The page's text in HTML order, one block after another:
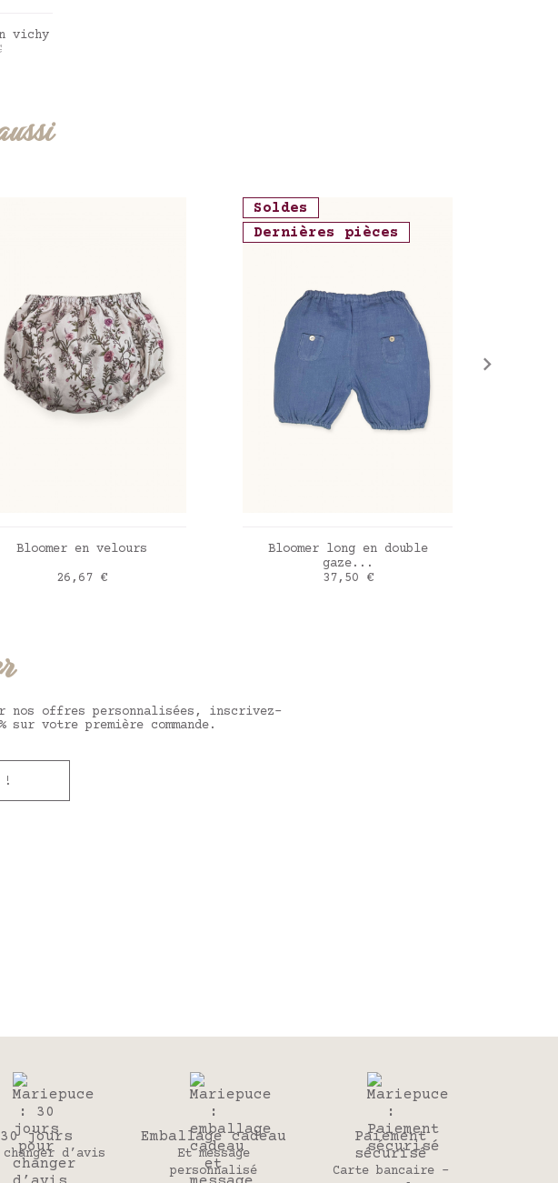
vichy
AJOUTER AU PANIER
Bloomer en velours
Prix
26,67 €
Soldes
Dernières pièces
AJOUTER AU PANIER
Bloomer long en double
gaze...
Prix
37,50 €
offres personnalisées, inscrivez-
votre première commande.
!
30 jours
changer d’avis
Emballage cadeau
Et message
personnalisé
Paiement
sécurisé
Carte bancaire -